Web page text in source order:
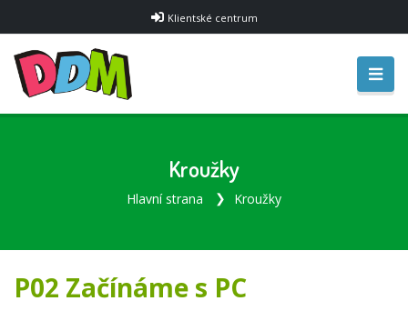
Klientské centrum
Kroužky
Hlavní strana Kroužky
P02 Začínáme s PC